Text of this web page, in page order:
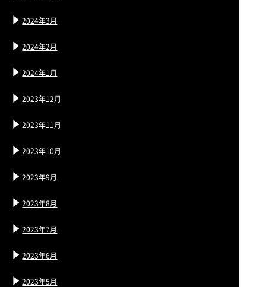
2024年3月
2024年2月
2024年1月
2023年12月
2023年11月
2023年10月
2023年9月
2023年8月
2023年7月
2023年6月
2023年5月